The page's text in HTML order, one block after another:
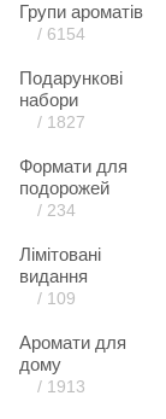
Групи ароматів
/ 6154
Подарункові
набори
/ 1827
Формати для
подорожей
/ 234
Лімітовані
видання
/ 109
Аромати для
дому
/ 1913